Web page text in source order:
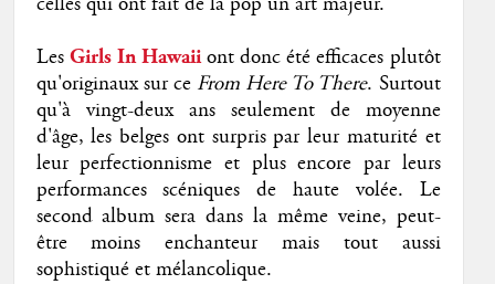
LesGirls In Hawaiiont donc été efficaces plutôt
qu'originaux sur ceFrom Here To There. Surtout
qu'à vingt-deux ans seulement de moyenne
d'âge, les belges ont surpris par leur maturité et
leur perfectionnisme et plus encore par leurs
performances scéniques de haute volée. Le
second album sera dans la même veine, peut-
être moins enchanteur mais tout aussi
sophistiqué et mélancolique.